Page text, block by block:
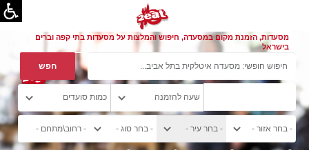
מסעדות, הזמנת מקום במסעדה, חיפוש והמלצות על מסעדות בתי קפה וברים
בישראל